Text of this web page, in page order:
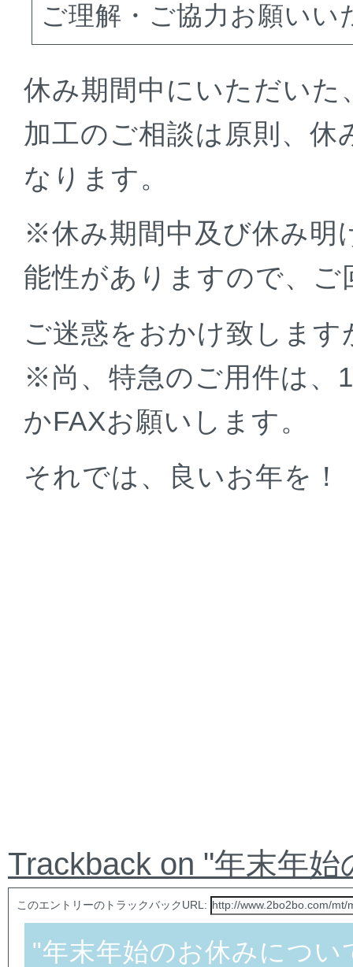
ご理解・ご協力お願いい
休み期間中にいただいた
加工のご相談は原則、休
なります。
※休み期間中及び休み明
能性がありますので、
ご迷惑をおかけ致しま
※尚、特急のご用件は、
かFAXお願いします。
それでは、良いお年を！
Trackback on "年末年
このエントリーのトラックバックURL:
"年末年始のお休みにつ